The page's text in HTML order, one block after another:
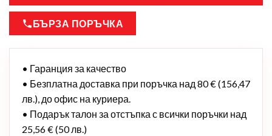
БЪРЗА ПОРЪЧКА
• Гаранция за качество
• Безплатна доставка при поръчка над 80 € (156,47
лв.), до офис на куриера.
• Подарък талон за отстъпка с всички поръчки над
25,56 € (50 лв.)